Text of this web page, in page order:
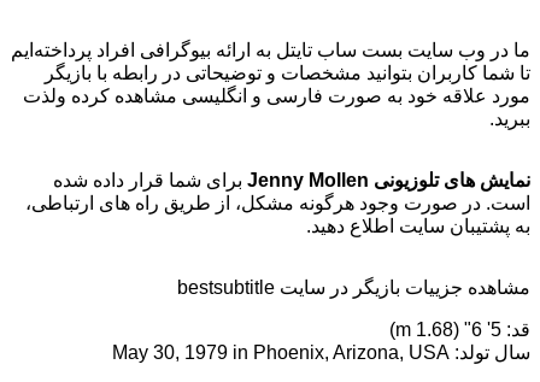
ما در وب سایت بست ساب تایتل به ارائه بیوگرافی افراد پرداخته‌ایم
تا شما کاربران بتوانید مشخصات و توضیحاتی در رابطه با بازیگر
مورد علاقه خود به صورت فارسی و انگلیسی مشاهده کرده ولذت
ببرید.
نمایش های تلوزیونی Jenny Mollen
برای شما قرار داده شده
است. در صورت وجود هرگونه مشکل، از طریق راه های ارتباطی،
به پشتیبان سایت اطلاع دهید.
مشاهده جزییات بازیگر در سایت bestsubtitle
قد: 5' 6" (1.68 m)
سال تولد: May 30, 1979 in Phoenix, Arizona, USA